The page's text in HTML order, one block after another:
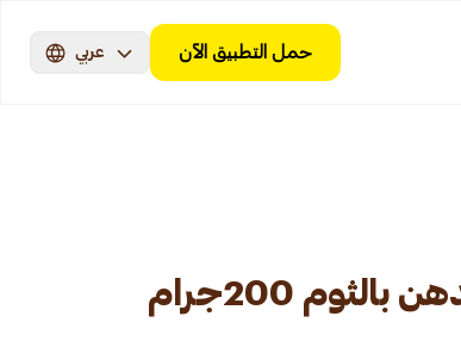
حمل التطبيق الآن عربي
200جرام